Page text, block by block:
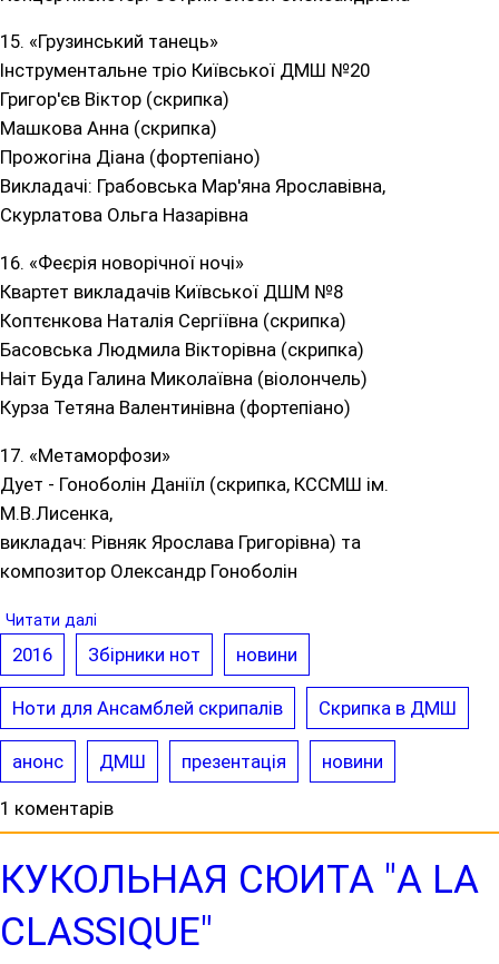
15. «Грузинський танець»
Інструментальне тріо Київської ДМШ №20
Григор'єв Віктор (скрипка)
Машкова Анна (скрипка)
Прожогіна Діана (фортепіано)
Викладачі: Грабовська Мар'яна Ярославівна,
Скурлатова Ольга Назарівна
16. «Феєрія новорічної ночі»
Квартет викладачів Київської ДШМ №8
Коптєнкова Наталія Сергіївна (скрипка)
Басовська Людмила Вікторівна (скрипка)
Наіт Буда Галина Миколаївна (віолончель)
Курза Тетяна Валентинівна (фортепіано)
17. «Метаморфози»
Дует - Гоноболін Даніїл (скрипка, КССМШ ім.
М.В.Лисенка,
викладач: Рівняк Ярослава Григорівна) та
композитор Олександр Гоноболін
Читати далі
2016 Збірники нот новини
Ноти для Ансамблей скрипалів Скрипка в ДМШ
анонс ДМШ презентація новини
1 коментарів
КУКОЛЬНАЯ СЮИТА "A LA
CLASSIQUE"